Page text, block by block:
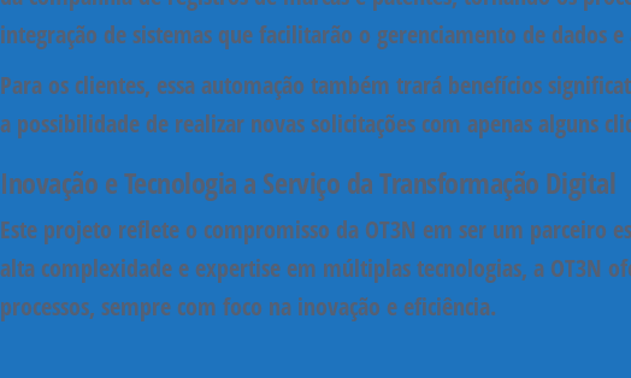
integração de sistemas que facilitarão o gerenciamento de dados
Para os clientes, essa automação também trará benefícios
a possibilidade de realizar novas solicitações com apenas alguns
Inovação e Tecnologia a Serviço da Transformação Digital
Este projeto reflete o compromisso da OT3N em ser um parceiro
alta complexidade e expertise em múltiplas tecnologias, a OT3N
processos, sempre com foco na inovação e eficiência.